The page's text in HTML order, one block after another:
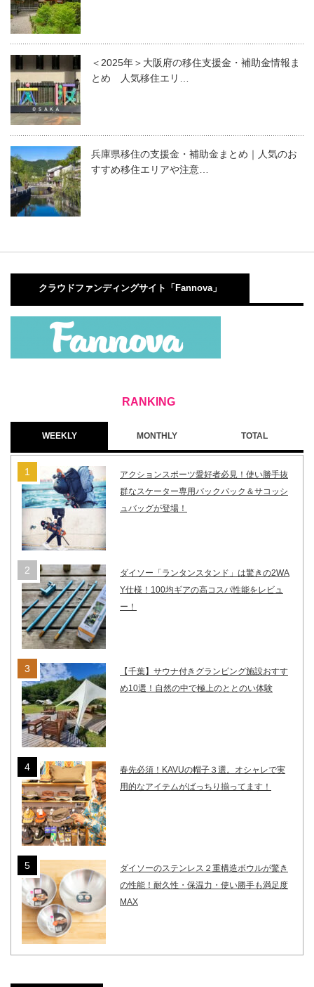
＜2025年＞大阪府の移住支援金・補助金情報ま
とめ 人気移住エリ…
兵庫県移住の支援金・補助金まとめ｜人気のお
すすめ移住エリアや注意…
クラウドファンディングサイト「Fannova」
WEEKLY MONTHLY TOTAL
アクションスポーツ愛好者必見！使い勝手抜
群なスケーター専用バックパック＆サコッシ
ュバッグが登場！
ダイソー「ランタンスタンド」は驚きの2WA
Y仕様！100均ギアの高コスパ性能をレビュ
ー！
【千葉】サウナ付きグランピング施設おすす
め10選！自然の中で極上のととのい体験
春先必須！KAVUの帽子３選。オシャレで実
用的なアイテムがばっちり揃ってます！
ダイソーのステンレス２重構造ボウルが驚き
の性能！耐久性・保温力・使い勝手も満足度
MAX